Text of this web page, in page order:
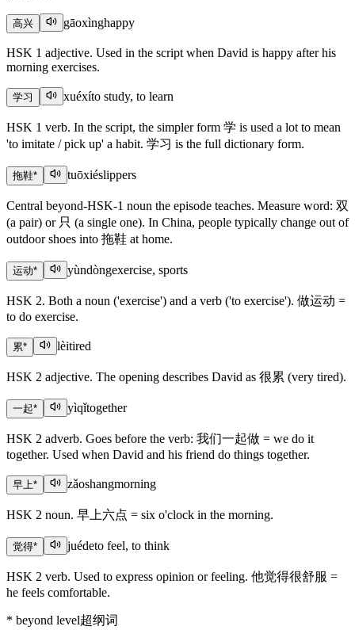
高兴 gāoxìnghappy
HSK 1 adjective. Used in the script when David is happy after his
morning exercises.
学习 xuéxíto study, to learn
HSK 1 verb. In the script, the simpler form 学 is used a lot to mean
'to imitate / pick up' a habit. 学习 is the full dictionary form.
拖鞋* tuōxiéslippers
Central beyond-HSK-1 noun the episode teaches. Measure word: 双
(a pair) or 只 (a single one). In China, people typically change out of
outdoor shoes into 拖鞋 at home.
运动* yùndòngexercise, sports
HSK 2. Both a noun ('exercise') and a verb ('to exercise'). 做运动 =
to do exercise.
累* lèitired
HSK 2 adjective. The opening describes David as 很累 (very tired).
一起* yìqǐtogether
HSK 2 adverb. Goes before the verb: 我们一起做 = we do it
together. Used when David and his friend do things together.
早上* zǎoshangmorning
HSK 2 noun. 早上六点 = six o'clock in the morning.
觉得* juédeto feel, to think
HSK 2 verb. Used to express opinion or feeling. 他觉得很舒服 =
he feels comfortable.
* beyond level超纲词